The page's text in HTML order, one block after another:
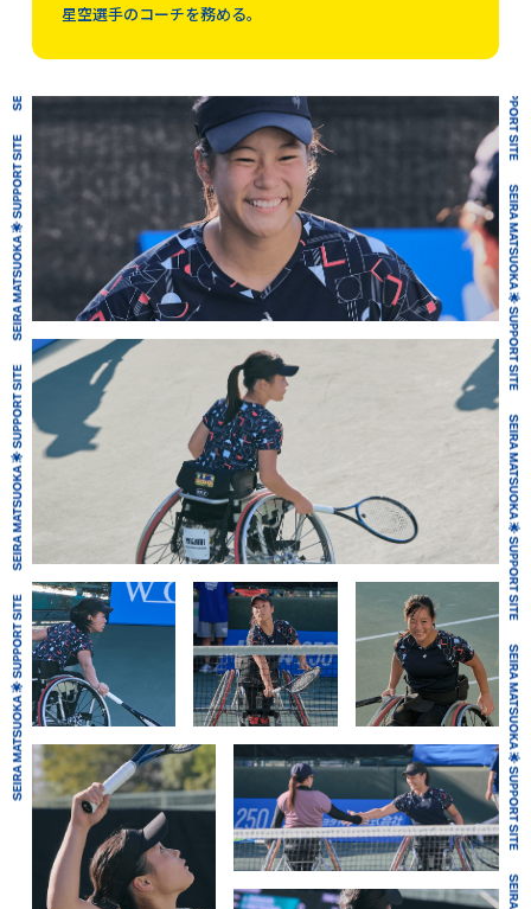
星空選手のコーチを務める。
SEIRA MATSUOKA 🌟 SUPPORT SITE
SEIRA MATSUOKA 🌟 SUPPORT SITE
SEIRA MATSUOKA 🌟 SUPPORT SITE
SEIRA MATSUOKA 🌟 SUPPORT SITE
SEIRA MATSUOKA 🌟 SUPPORT SITE
SEIRA MATSUOKA 🌟 SUPPORT SITE
SEIRA MATSUOKA 🌟 SUPPORT SITE